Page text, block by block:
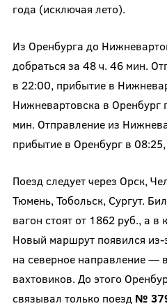
года (исключая лето).
Из Оренбурга до
добраться за 48 ч. 46 мин.
в 22:00, прибытие в
Нижневартовска в Оренбург
мин. Отправление из
прибытие в Оренбург в
Поезд следует через Орск,
Тюмень, Тобольск, Сургут.
вагон стоят от 1862 руб., а в
Новый маршрут появился из-
на северное направление —
вахтовиков. До этого
связывал только поезд №